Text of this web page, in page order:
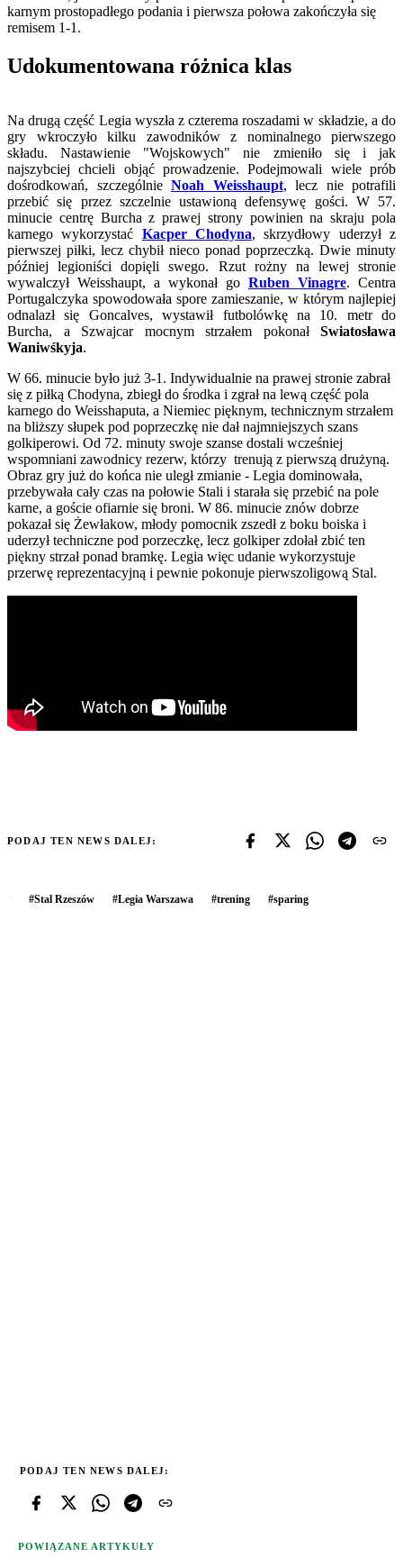
karnym prostopadłego podania i pierwsza połowa zakończyła się
remisem 1-1.
Udokumentowana różnica klas
Na drugą część Legia wyszła z czterema roszadami w składzie, a do
gry wkroczyło kilku zawodników z nominalnego pierwszego
składu. Nastawienie "Wojskowych" nie zmieniło się i jak
najszybciej chcieli objąć prowadzenie. Podejmowali wiele prób
dośrodkowań, szczególnie Noah Weisshaupt, lecz nie potrafili
przebić się przez szczelnie ustawioną defensywę gości. W 57.
minucie centrę Burcha z prawej strony powinien na skraju pola
karnego wykorzystać Kacper Chodyna, skrzydłowy uderzył z
pierwszej piłki, lecz chybił nieco ponad poprzeczką. Dwie minuty
później legioniści dopięli swego. Rzut rożny na lewej stronie
wywalczył Weisshaupt, a wykonał go Ruben Vinagre. Centra
Portugalczyka spowodowała spore zamieszanie, w którym najlepiej
odnalazł się Goncalves, wystawił futbolówkę na 10. metr do
Burcha, a Szwajcar mocnym strzałem pokonał Swiatosława
Waniwśkyja.
W 66. minucie było już 3-1. Indywidualnie na prawej stronie zabrał
się z piłką Chodyna, zbiegł do środka i zgrał na lewą część pola
karnego do Weisshaputa, a Niemiec pięknym, technicznym strzałem
na bliższy słupek pod poprzeczkę nie dał najmniejszych szans
golkiperowi. Od 72. minuty swoje szanse dostali wcześniej
wspomniani zawodnicy rezerw, którzy trenują z pierwszą drużyną.
Obraz gry już do końca nie uległ zmianie - Legia dominowała,
przebywała cały czas na połowie Stali i starała się przebić na pole
karne, a goście ofiarnie się broni. W 86. minucie znów dobrze
pokazał się Żewłakow, młody pomocnik zszedł z boku boiska i
uderzył techniczne pod porzeczkę, lecz golkiper zdołał zbić ten
piękny strzał ponad bramkę. Legia więc udanie wykorzystuje
przerwę reprezentacyjną i pewnie pokonuje pierwszoligową Stal.
PODAJ TEN NEWS DALEJ:
#Stal Rzeszów #Legia Warszawa #trening #sparing
PODAJ TEN NEWS DALEJ:
POWIĄZANE ARTYKUŁY